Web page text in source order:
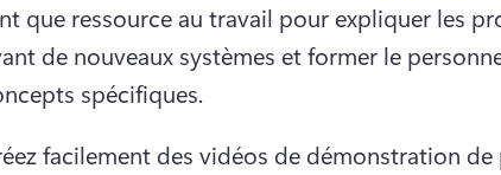
que ressource au travail pour expliquer les
de nouveaux systèmes et former le
spécifiques.
facilement des vidéos de démonstration